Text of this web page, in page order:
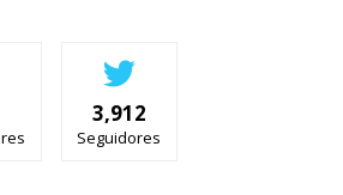
3,912
Seguidores